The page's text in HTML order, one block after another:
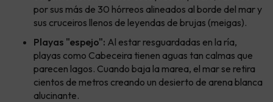
por sus más de 30 hórreos alineados al borde del mar y
sus cruceiros llenos de leyendas de brujas (meigas).
Playas "espejo": Al estar resguardadas en la ría,
playas como Cabeceira tienen aguas tan calmas que
parecen lagos. Cuando baja la marea, el mar se retira
cientos de metros creando un desierto de arena blanca
alucinante.